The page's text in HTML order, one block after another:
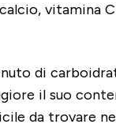
vitamina
di
il suo
da trovare